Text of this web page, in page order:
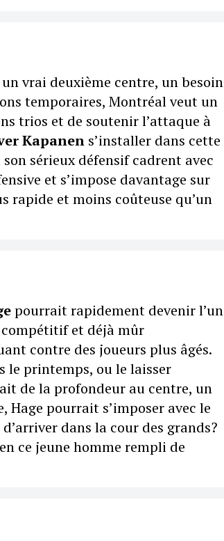
vrai deuxième centre, un besoin
temporaires, Montréal veut un
trios et de soutenir l’attaque à
Kapanen s’installer dans cette
sérieux défensif cadrent avec
et s’impose davantage sur
rapide et moins coûteuse qu’un
pourrait rapidement devenir l’un
compétitif et déjà mûr
contre des joueurs plus âgés.
le printemps, ou le laisser
de la profondeur au centre, un
pourrait s’imposer avec le
dans la cour des grands?
ce jeune homme rempli de